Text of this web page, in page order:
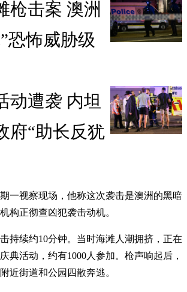
枪击案 澳洲
恐怖威胁级
动遭袭 内坦
府“助长反犹
一视察现场，他称这次袭击是澳洲的黑暗
构正彻查凶犯袭击动机。
持续约10分钟。当时海滩人潮拥挤，正在
典活动，约有1000人参加。枪声响起后，
近街道和公园四散奔逃。